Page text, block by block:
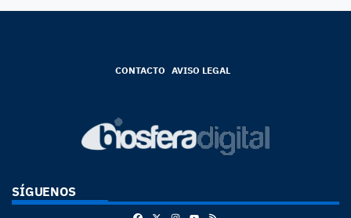
CONTACTO AVISO LEGAL
SÍGUENOS